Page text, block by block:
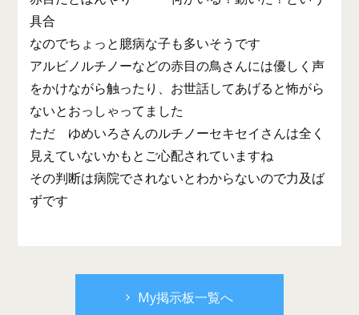
具合
なのでちょっと臆病な子も多いそうです
アルビノルチノーなどの赤目の鳥さんには優しく声
をかけながら触ったり、お世話してあげると怖がら
ないとおっしゃってました
ただ ゆめいろさんのルチノーセキセイさんは全く
見えていないかもとご心配されていますね
その判断は病院でされないとわからないので力及ば
ずです
My掲示板一覧へ